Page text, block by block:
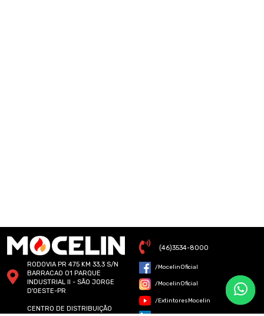
(46)3534-8000
RODOVIA PR 475 KM 33,3 S/N
BARRACAO 01 PARQUE
INDUSTRIAL II - SÃO JORGE
D'OESTE-PR
CENTRO DE DISTRIBUIÇÃO
/MocelinOficial
/MocelinOficial
/ExtintoresMocelin